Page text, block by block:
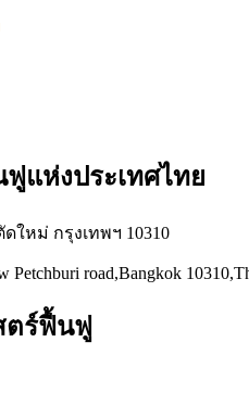
แห่งประเทศไทย
ใหม่ กรุงเทพฯ 10310
Petchburi road,Bangkok
ตร์ฟื้นฟู